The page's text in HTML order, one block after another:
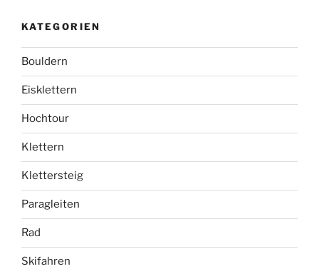
KATEGORIEN
Bouldern
Eisklettern
Hochtour
Klettern
Klettersteig
Paragleiten
Rad
Skifahren